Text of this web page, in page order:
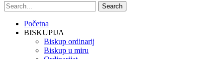
Search
for:
Primary
Menu
Skip
Početna
BISKUPIJA
Biskup ordinarij
Biskup u miru